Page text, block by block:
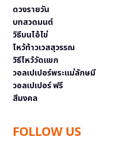
ดวงรายวัน
บทสวดมนต์
วิธีบนไอ้ไข่
ไหว้ท้าวเวสสุวรรณ
วิธีไหว้วัดแขก
วอลเปเปอร์พระแม่ลักษมี
วอลเปเปอร์ ฟรี
สีมงคล
FOLLOW US